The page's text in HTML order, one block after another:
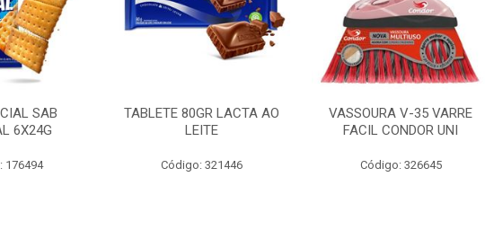
SAB
6X24G
176494
TABLETE 80GR LACTA AO
LEITE
Código: 321446
VASSOURA V-35 VARRE
FACIL CONDOR UNI
Código: 326645